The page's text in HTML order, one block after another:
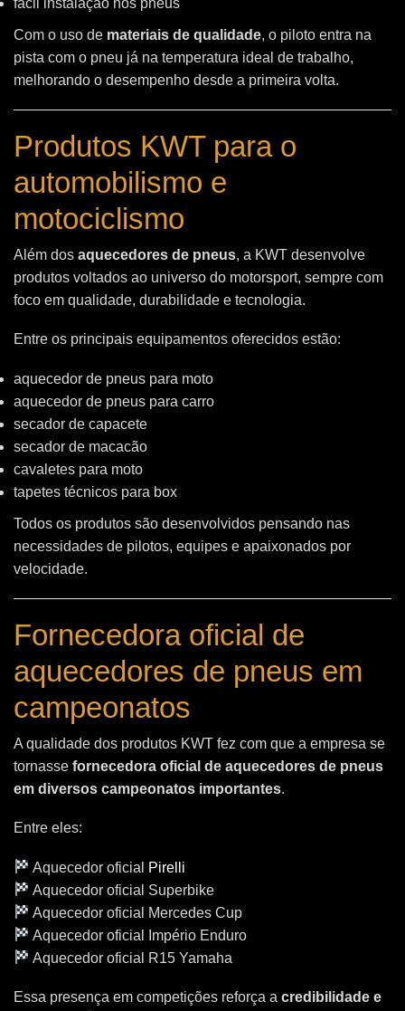
fácil instalação nos pneus
Com o uso de materiais de qualidade, o piloto entra na
pista com o pneu já na temperatura ideal de trabalho,
melhorando o desempenho desde a primeira volta.
Produtos KWT para o
automobilismo e
motociclismo
Além dos aquecedores de pneus, a KWT desenvolve
produtos voltados ao universo do motorsport, sempre com
foco em qualidade, durabilidade e tecnologia.
Entre os principais equipamentos oferecidos estão:
aquecedor de pneus para moto
aquecedor de pneus para carro
secador de capacete
secador de macacão
cavaletes para moto
tapetes técnicos para box
Todos os produtos são desenvolvidos pensando nas
necessidades de pilotos, equipes e apaixonados por
velocidade.
Fornecedora oficial de
aquecedores de pneus em
campeonatos
A qualidade dos produtos KWT fez com que a empresa se
tornasse fornecedora oficial de aquecedores de pneus
em diversos campeonatos importantes.
Entre eles:
Aquecedor oficial
Pirelli
Aquecedor oficial Superbike
Aquecedor oficial Mercedes Cup
Aquecedor oficial Império Enduro
Aquecedor oficial R15 Yamaha
Essa presença em competições reforça a credibilidade e